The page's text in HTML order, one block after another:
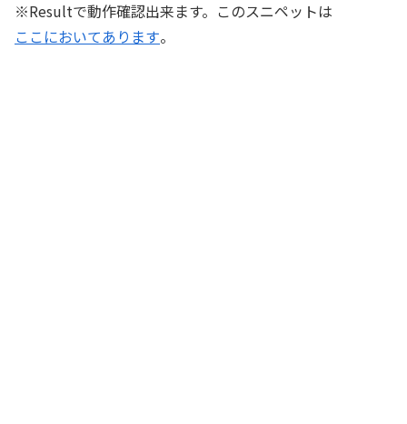
※Resultで動作確認出来ます。このスニペットは
ここにおいてあります。